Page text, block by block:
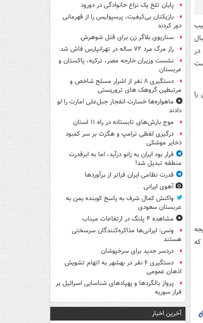
در
در نتیجه
که
پایان تلخ یک نزاع خانوادگی در دورود
بازیکنان بی‌کیفیت، پرسپولیس را از قهرمانی
دور کردند
سناریوی بلاگر زن برای قتل شوهرش
راز مرگ مرد ۷۲ ساله در تهرانپارس فاش شد
نشست وزیران خارجه مصر، ترکیه، پاکستان و
عربستان
دستگیری ۸ نفر از اشرار مسلح شاخص و
مرتبطین گروهک های تروریستی
ماهواره‌ها خسارت انفجار جبل‌علی امارت را لو
دادند
موج بارش‌های تابستانه در راه ۱۱ استان
درگیری لفظی ترامپ و هگزث بر سر کمبود
ذخایر موشکی
قرار بود ایران به زانو درآید، اما به ابرقدرت
منطقه تبدیل شد!
قدرت نظامی ایران فراتر از برآوردها
آهوی ایرانی
واکنش کمال شرف به پاسخ کوبنده یمن به
عربستان سعودی
مشاهده ۴ پلنگ در ارتفاعات میناب
ونس: ایرانی‌ها مذاکره‌کنندگان سرسختی
هستند
دردسر جدید برای سرخپوشان
دستگیری ۶ نفر در بهشهر به اتهام تشویش
اذهان عمومی
پرواز بالگردها و پهپادهای شناسایی اسرائیل بر
فراز سوریه
آخرین اخبار